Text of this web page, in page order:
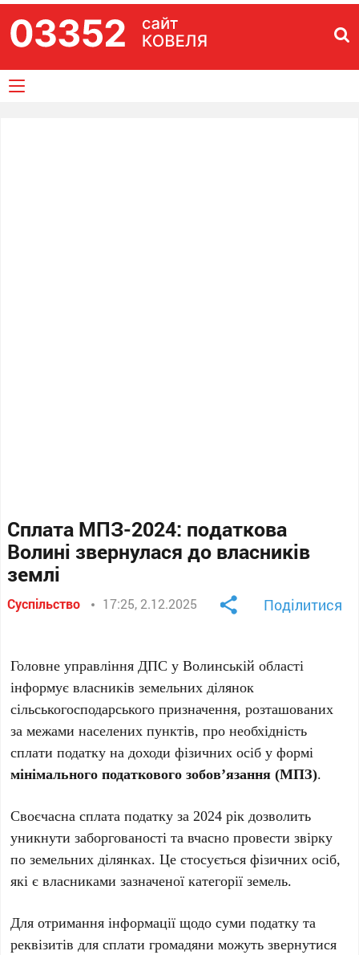
Сплата МПЗ-2024: податкова
Волині звернулася до власників
землі
Суспільство 17:25, 2.12.2025 Поділитися
Головне управління ДПС у Волинській області
інформує власників земельних ділянок
сільськогосподарського призначення, розташованих
за межами населених пунктів, про необхідність
сплати податку на доходи фізичних осіб у формі
мінімального податкового зобов’язання (МПЗ).
Своєчасна сплата податку за 2024 рік дозволить
уникнути заборгованості та вчасно провести звірку
по земельних ділянках. Це стосується фізичних осіб,
які є власниками зазначеної категорії земель.
Для отримання інформації щодо суми податку та
реквізитів для сплати громадяни можуть звернутися